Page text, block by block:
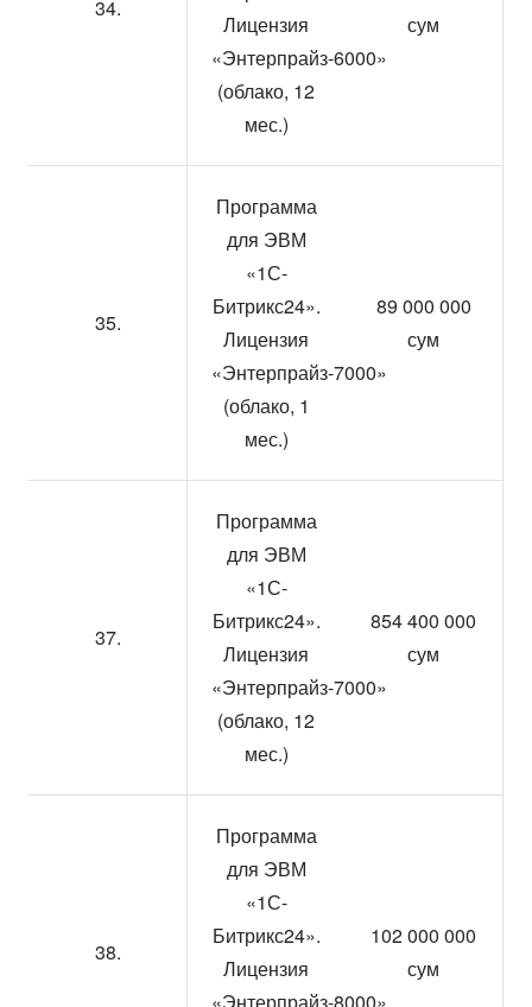
34.
Лицензия
«Энтерпрайз-6000»
(облако, 12
мес.)
сум
35.
Программа
для ЭВМ
«1С-
Битрикс24».
Лицензия
«Энтерпрайз-7000»
(облако, 1
мес.)
89 000 000
сум
37.
Программа
для ЭВМ
«1С-
Битрикс24».
Лицензия
«Энтерпрайз-7000»
(облако, 12
мес.)
854 400 000
сум
38.
Программа
для ЭВМ
«1С-
Битрикс24».
Лицензия
102 000 000
сум